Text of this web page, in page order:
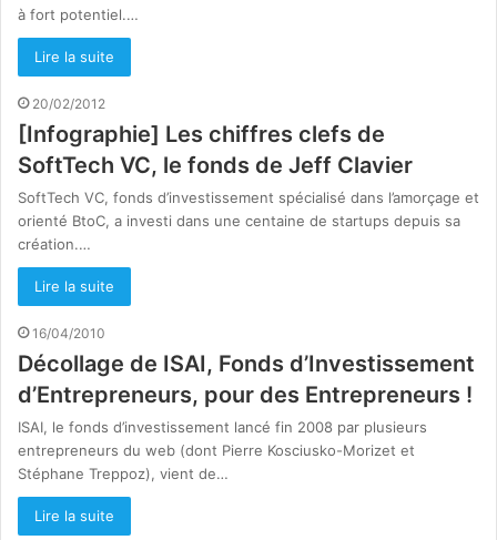
à fort potentiel.…
Lire la suite
20/02/2012
[Infographie] Les chiffres clefs de
SoftTech VC, le fonds de Jeff Clavier
SoftTech VC, fonds d’investissement spécialisé dans l’amorçage et
orienté BtoC, a investi dans une centaine de startups depuis sa
création.…
Lire la suite
16/04/2010
Décollage de ISAI, Fonds d’Investissement
d’Entrepreneurs, pour des Entrepreneurs !
ISAI, le fonds d’investissement lancé fin 2008 par plusieurs
entrepreneurs du web (dont Pierre Kosciusko-Morizet et
Stéphane Treppoz), vient de…
Lire la suite